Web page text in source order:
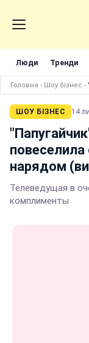
Люди Тренди
Головна › Шоу бізнес ›
ШОУ БІЗНЕС 14
нарядом
Телеведущая в
комплименты